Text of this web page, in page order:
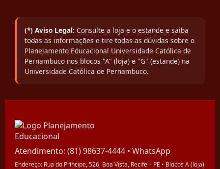
(*) Aviso Legal: Consulte a loja e o estande e saiba
todas as informações e tire todas as dúvidas sobre o
Planejamento Educacional Universidade Católica de
Pernambuco nos blocos "A" (loja) e "G" (estande) na
Universidade Católica de Pernambuco.
Atendimento: (81) 98637-4444 • WhatsApp
Endereço: Rua do Príncipe, 526, Boa Vista, Recife – PE • Blocos A (loja)